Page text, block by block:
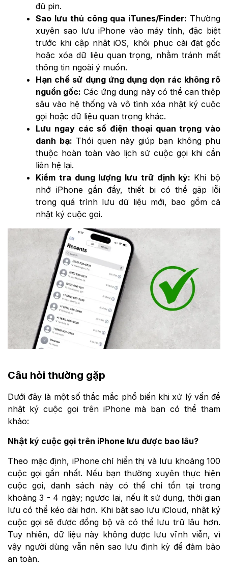
đủ pin.
Sao lưu thủ công qua iTunes/Finder: Thường
xuyên sao lưu iPhone vào máy tính, đặc biệt
trước khi cập nhật iOS, khôi phục cài đặt gốc
hoặc xóa dữ liệu quan trọng, nhằm tránh mất
thông tin ngoài ý muốn.
Hạn chế sử dụng ứng dụng dọn rác không rõ
nguồn gốc: Các ứng dụng này có thể can thiệp
sâu vào hệ thống và vô tình xóa nhật ký cuộc
gọi hoặc dữ liệu quan trọng khác.
Lưu ngay các số điện thoại quan trọng vào
danh bạ: Thói quen này giúp bạn không phụ
thuộc hoàn toàn vào lịch sử cuộc gọi khi cần
liên hệ lại.
Kiểm tra dung lượng lưu trữ định kỳ: Khi bộ
nhớ iPhone gần đầy, thiết bị có thể gặp lỗi
trong quá trình lưu dữ liệu mới, bao gồm cả
nhật ký cuộc gọi.
Câu hỏi thường gặp
Dưới đây là một số thắc mắc phổ biến khi xử lý vấn đề
nhật ký cuộc gọi trên iPhone mà bạn có thể tham
khảo:
Nhật ký cuộc gọi trên iPhone lưu được bao lâu?
Theo mặc định, iPhone chỉ hiển thị và lưu khoảng 100
cuộc gọi gần nhất. Nếu bạn thường xuyên thực hiện
cuộc gọi, danh sách này có thể chỉ tồn tại trong
khoảng 3 - 4 ngày; ngược lại, nếu ít sử dụng, thời gian
lưu có thể kéo dài hơn. Khi bật sao lưu iCloud, nhật ký
cuộc gọi sẽ được đồng bộ và có thể lưu trữ lâu hơn.
Tuy nhiên, dữ liệu này không được lưu vĩnh viễn, vì
vậy người dùng vẫn nên sao lưu định kỳ để đảm bảo
an toàn.